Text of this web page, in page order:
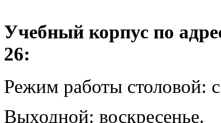
Учебный корпус по
26:
Режим работы столовой:
Выходной: воскресенье.